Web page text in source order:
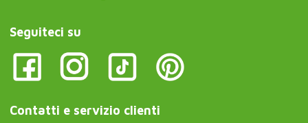
Seguiteci su
Contatti e servizio clienti